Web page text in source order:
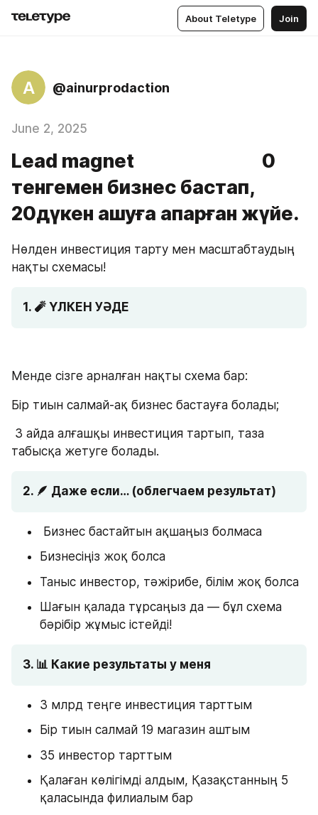
About Teletype Join
A @ainurprodaction
June 2, 2025
Lead magnet 0
тенгемен бизнес бастап,
20дүкен ашуға апарған жүйе.
Нөлден инвестиция тарту мен масштабтаудың
нақты схемасы!
1. 🧨 ҮЛКЕН УӘДЕ
Менде сізге арналған нақты схема бар:
Бір тиын салмай-ақ бизнес бастауға болады;
табысқа жетуге болады.
2. 🪶 Даже если… (облегчаем результат)
Бизнес бастайтын ақшаңыз болмаса
Бизнесіңіз жоқ болса
Таныс инвестор, тәжірибе, білім жоқ болса
Шағын қалада тұрсаңыз да — бұл схема
бәрібір жұмыс істейді!
3. 📊 Какие результаты у меня
3 млрд теңге инвестиция тарттым
Бір тиын салмай 19 магазин аштым
35 инвестор тарттым
Қалаған көлігімді алдым, Қазақстанның 5
қаласында филиалым бар